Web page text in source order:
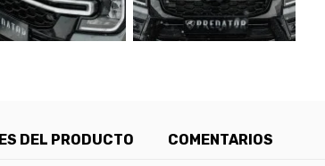
DEL PRODUCTO COMENTARIOS